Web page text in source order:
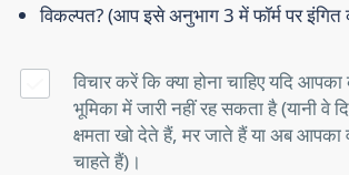
विकल्पत? (आप इसे अनुभाग 3 में फॉर्म पर
विचार करें कि क्या होना चाहिए यदि
भूमिका में जारी नहीं रह सकता है (यानी वे
क्षमता खो देते हैं, मर जाते हैं या अब आपका
चाहते हैं)।